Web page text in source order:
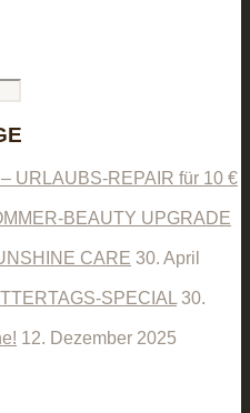
URLAUBS-REPAIR für 10 €
BEAUTY UPGRADE
CARE 30. April
SPECIAL 30.
12. Dezember 2025